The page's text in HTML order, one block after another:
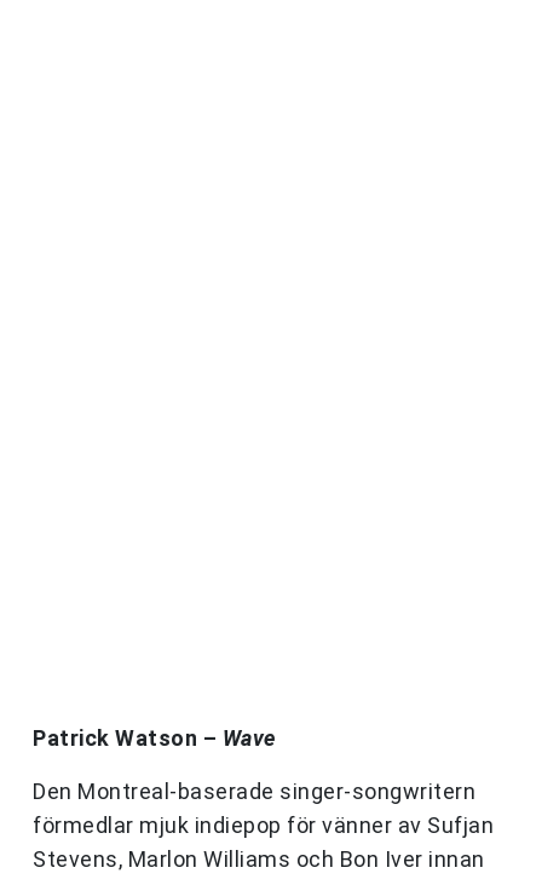
Patrick Watson – Wave
Den Montreal-baserade singer-songwritern
förmedlar mjuk indiepop för vänner av Sufjan
Stevens, Marlon Williams och Bon Iver innan